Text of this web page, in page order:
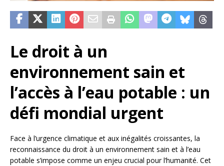
Le droit à un
environnement sain et
l’accès à l’eau potable : un
défi mondial urgent
Face à l’urgence climatique et aux inégalités croissantes, la
reconnaissance du droit à un environnement sain et à l’eau
potable s’impose comme un enjeu crucial pour l’humanité. Cet